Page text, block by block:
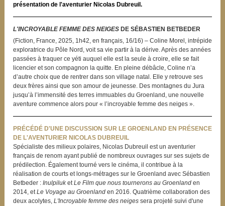
présentation de l'aventurier Nicolas Dubreuil.
L'INCROYABLE FEMME DES NEIGES DE SÉBASTIEN BETBEDER
(Fiction, France, 2025, 1h42, en français, 16/16) – Coline Morel, intrépide
exploratrice du Pôle Nord, voit sa vie partir à la dérive. Après des années
passées à traquer ce yéti auquel elle est la seule à croire, elle se fait
licencier et son compagnon la quitte. En pleine débâcle, Coline n’a
d’autre choix que de rentrer dans son village natal. Elle y retrouve ses
deux frères ainsi que son amour de jeunesse. Des montagnes du Jura
jusqu’à l’immensité des terres immuables du Groenland, une nouvelle
aventure commence alors pour « l’incroyable femme des neiges ».
PRÉCÉDÉ D'UNE DISCUSSION SUR LE GROENLAND EN PRÉSENCE
DE L'AVENTURIER NICOLAS DUBREUIL
Spécialiste des milieux polaires, Nicolas Dubreuil est un aventurier
français de renom ayant publié de nombreux ouvrages sur ses sujets de
prédilection. Également tourné vers le cinéma, il contribue à la
réalisation de courts et longs-métrages sur le Groenland avec Sébastien
Betbeder : InulpiluketLe Film que nous tournerons au Groenland en
2014, etLe Voyage au Groenlanden 2016. Quatrième collaboration des
deux acolytes, L'Incroyable femme des neigessera projeté suivi d'une